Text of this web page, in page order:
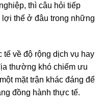
thì câu hỏi tiếp
thế ở đâu trong những
về độ rộng dịch vụ hay
thường khó chiếm ưu
mặt trận khác đáng để
đồng hành thực tế.